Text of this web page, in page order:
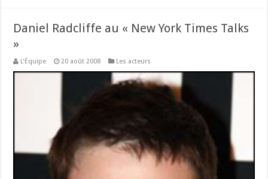
Daniel Radcliffe au « New York Times Talks
»
L'Équipe 20 août 2008 Les acteurs